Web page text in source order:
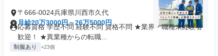
〒666-0024兵庫県川西市久代
月給20万3000円～26万5000円
応募資格 学歴不問 経験不問 資格不問 ★業界・職種未経験者
歓迎！ ★異業種からの転職...
制服あり +23個